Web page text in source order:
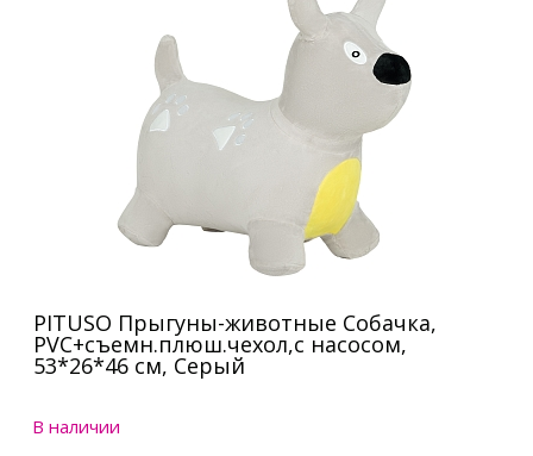
PITUSO Прыгуны-животные Собачка,
PVC+съемн.плюш.чехол,с насосом,
53*26*46 см, Серый
В наличии